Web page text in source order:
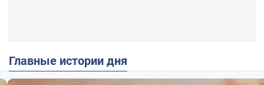
Главные истории дня